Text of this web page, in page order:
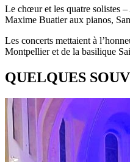
Le chœur et les quatre solistes
Maxime Buatier aux pianos,
Les concerts mettaient à
Montpellier et de la basilique
QUELQUES